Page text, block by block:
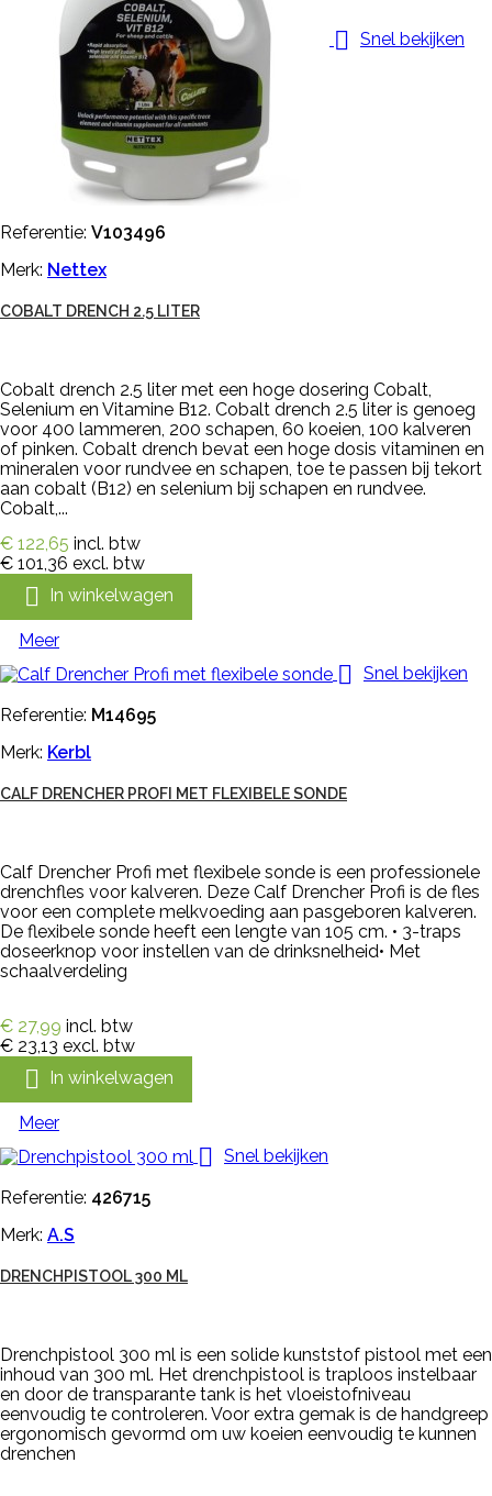
 Snel bekijken
Referentie: V103496
Merk: Nettex
COBALT DRENCH 2.5 LITER
Cobalt drench 2.5 liter met een hoge dosering Cobalt,
Selenium en Vitamine B12. Cobalt drench 2.5 liter is genoeg
voor 400 lammeren, 200 schapen, 60 koeien, 100 kalveren
of pinken. Cobalt drench bevat een hoge dosis vitaminen en
mineralen voor rundvee en schapen, toe te passen bij tekort
aan cobalt (B12) en selenium bij schapen en rundvee.
Cobalt,...
€ 122,65 incl. btw
€ 101,36 excl. btw
 In winkelwagen
Meer
 Snel bekijken
Referentie: M14695
Merk: Kerbl
CALF DRENCHER PROFI MET FLEXIBELE SONDE
Calf Drencher Profi met flexibele sonde is een professionele
drenchfles voor kalveren. Deze Calf Drencher Profi is de fles
voor een complete melkvoeding aan pasgeboren kalveren.
De flexibele sonde heeft een lengte van 105 cm. • 3-traps
doseerknop voor instellen van de drinksnelheid• Met
schaalverdeling
€ 27,99 incl. btw
€ 23,13 excl. btw
 In winkelwagen
Meer
 Snel bekijken
Referentie: 426715
Merk: A.S
DRENCHPISTOOL 300 ML
Drenchpistool 300 ml is een solide kunststof pistool met een
inhoud van 300 ml. Het drenchpistool is traploos instelbaar
en door de transparante tank is het vloeistofniveau
eenvoudig te controleren. Voor extra gemak is de handgreep
ergonomisch gevormd om uw koeien eenvoudig te kunnen
drenchen